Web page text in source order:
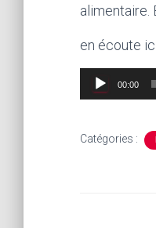
alimentaire.
en écoute
Lecteur
audio
00:00
Catégories :